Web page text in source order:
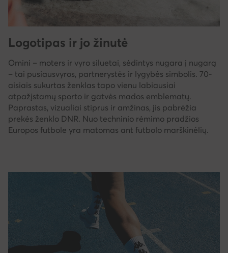
Logotipas ir jo žinutė
Omini – moters ir vyro siluetai, sėdintys nugara į nugarą
– tai pusiausvyros, partnerystės ir lygybės simbolis. 70-
aisiais sukurtas ženklas tapo vienu labiausiai
atpažįstamų sporto ir gatvės mados emblematų.
Paprastas, vizualiai stiprus ir amžinas, jis pabrėžia
prekės ženklo DNR. Nuo techninio rėmimo pradžios
Europos futbole yra matomas ant futbolo marškinėlių.